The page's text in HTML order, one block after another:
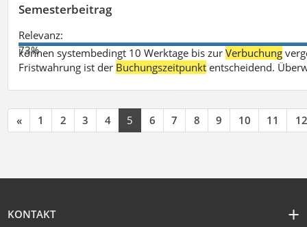
Semesterbeitrag
Relevanz:
73%
können systembedingt 10 Werktage bis zurVerbuchung
Fristwahrung ist der Buchungszeitpunkt entscheidend.
« 1 2 3 4 5 6 7 8 9 10 11 12
KONTAKT